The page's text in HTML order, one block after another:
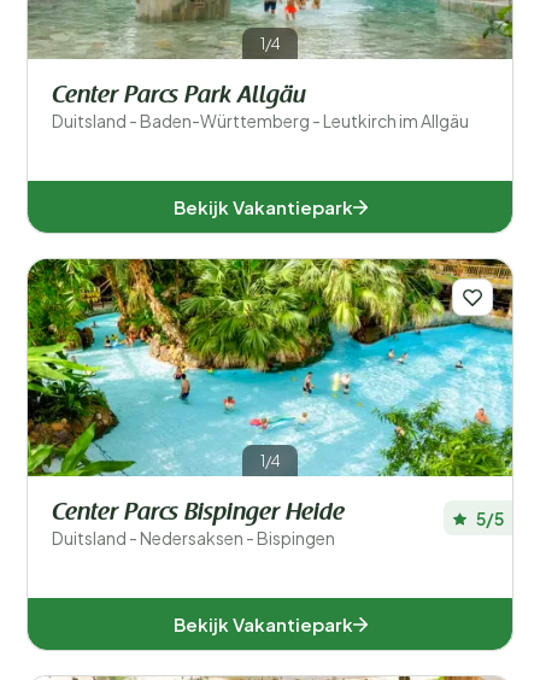
Landen
Denemarken (3)
Duitsland (7)
Frankrijk (4)
Nederland (14)
Voor kinderen
Eten en drinken
Sport en recreatie
Filters opslaan
1/4
Center Parcs Park Allgäu
Duitsland - Baden-Württemberg - Leutkirch im Allgäu
Bekijk Vakantiepark
1/4
Center Parcs Bispinger Heide
Duitsland - Nedersaksen - Bispingen
5/5
Bekijk Vakantiepark